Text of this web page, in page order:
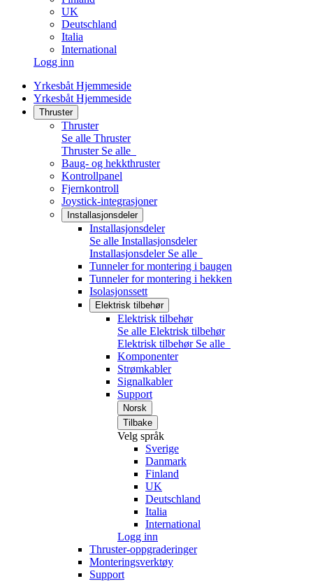
UK
Deutschland
Italia
International
Logg inn
Yrkesbåt Hjemmeside
Yrkesbåt Hjemmeside
Thruster
Thruster
Se alle Thruster
Thruster Se alle
Baug- og hekkthruster
Kontrollpanel
Fjernkontroll
Joystick-integrasjoner
Installasjonsdeler
Installasjonsdeler
Se alle Installasjonsdeler
Installasjonsdeler Se alle
Tunneler for montering i baugen
Tunneler for montering i hekken
Isolasjonssett
Elektrisk tilbehør
Elektrisk tilbehør
Se alle Elektrisk tilbehør
Elektrisk tilbehør Se alle
Komponenter
Strømkabler
Signalkabler
Support
Norsk
Tilbake
Velg språk
Sverige
Danmark
Finland
UK
Deutschland
Italia
International
Logg inn
Thruster-oppgraderinger
Monteringsverktøy
Support